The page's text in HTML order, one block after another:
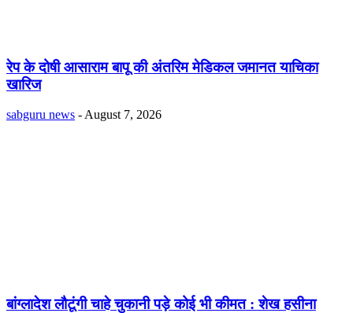
रेप के दोषी आसाराम बापू की अंतरिम मेडिकल जमानत याचिका
खारिज
sabguru news - August 7, 2026
बांग्लादेश लौटूंगी चाहे चुकानी पड़े कोई भी कीमत : शेख हसीना